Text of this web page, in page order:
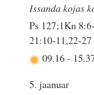
Issanda kojas
Ps 127;1Kn
21:10-11,22-27
09.16-
5. jaanuar